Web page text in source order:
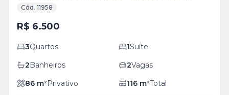
Cód. 11958
R$ 6.500
3Quartos 1Suíte
2Banheiros 2Vagas
86 m²Privativo 116 m²Total